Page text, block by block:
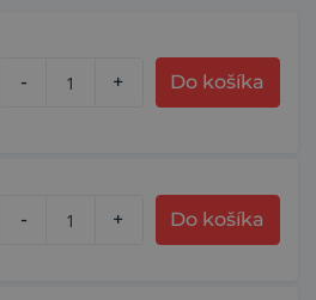
- + Do košíka
- + Do košíka